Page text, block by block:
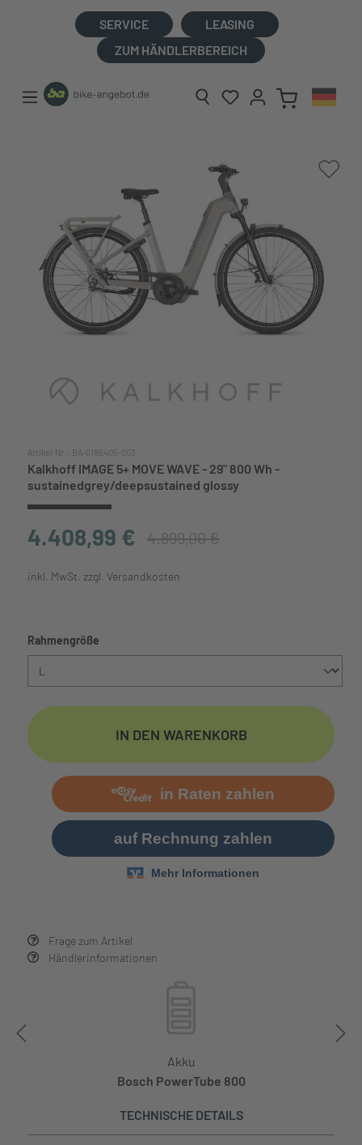
SERVICE
LEASING
ZUM HÄNDLERBEREICH
Artikel-Nr.: BA-0186405-003
Kalkhoff IMAGE 5+ MOVE WAVE - 29" 800 Wh -
sustainedgrey/deepsustained glossy
4.408,99 € 4.899,00 €
inkl. MwSt. zzgl. Versandkosten
Frage zum Artikel
Händlerinformationen
Rahmengröße
IN DEN WARENKORB
Akku
Bosch PowerTube 800
TECHNISCHE DETAILS